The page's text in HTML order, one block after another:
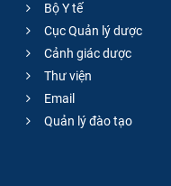
Bộ Y tế
Cục Quản lý dược
Cảnh giác dược
Thư viện
Email
Quản lý đào tạo